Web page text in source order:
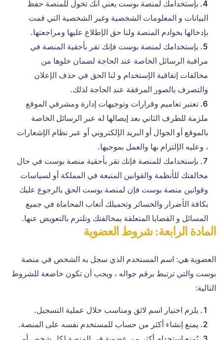
بإستخدامك لمنصة بوست يعني أنك تخول للمنصة حفظ
البيانات و المعلومات الشخصية وغير الشخصية التي قمت
بإدخالها بخوادم المنصة ولنا حق الإطلاع عليها ومراجعتها.
بإستخدامك لمنصة بوست فإنك تقر بأحقية المنصة في
مراقبة الرسائل الخاصة عند الحاجة لضمان خلوها من
مخالفات إتفاقية الإستخدام و لنا الحق في حذف الإعلان
والتصرف بالصور المرفقة عند الحاجة لذلك.
تعتبر تعاميم وقرارات وتوجيهات إدارة ومشرفي الموقع
ملزمة للطرف الثاني بعد إيصالها له عبر الرسائل الخاصة
بالموقع أو الجوال أو البريد الإلكتروني أو عبر نظام الإشعارات
، وعليه الإلتزام بها والعمل بموجبها.
بإستخدامك للمنصة فإنك تقر بأحقية منصة بوست في حال
مخالفتك للأنظمة والقوانين المتبعة في المملكة أو لسياسات
وقوانين منصة بوست فإن لمنصة بوست الحق بالرجوع عليك
بكافة الأضرار والخسائر وتحميلك أتعاب المحاماة في جميع
المسائل و القضايا المتعلقة بمخالفتك وتلتزم بالتعويض عنها.
المادة الرابعة: شروط العضوية
العضوية هي: اسم المستخدم الذي سجل به الشخص في منصة
بوست والتي ترتبط برقم جواله ، ويجب أن تكون خاضعة للشروط
التالية:
يلزم اختيار اسم لائق ومناسب خلال عملية التسجيل.
يمنع إنشاء أكثر من حساب للمستخدم نفسه على المنصة.